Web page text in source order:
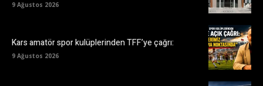
9 Ağustos 2026
Kars amatör spor kulüplerinden TFF’ye çağrı:
9 Ağustos 2026